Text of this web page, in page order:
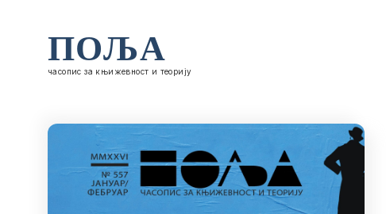
ПОЉА
часопис за књижевност и теорију